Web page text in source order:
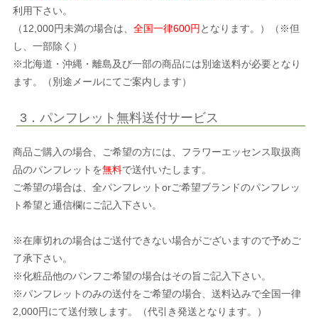
利用下さい。
（12,000円未満の場合は、 全国一律600円 となります。）（※但
し、一部除く）
※北海道・沖縄・離島及び一部の商品には別途送料が必要となり
ます。（別途メールにてご案内します）
3．パンフレット無料送付サービス
商品ご購入の場合、ご希望の方には、フラワーエッセンス取扱商
品のパンフレットを無料で送付いたします。
ご希望の場合は、全パンフレットorご希望ブランドのパンフレッ
ト希望と通信欄にご記入下さい。
※在庫切れの場合はご送付できない場合がございますので予めご
了承下さい。
※化粧品他のパンフご希望の場合はその旨ご記入下さい。
※パンフレットのみの送付をご希望の場合、送料込みで全国一律
2,000円にて送付致します。（代引き発送となります。）